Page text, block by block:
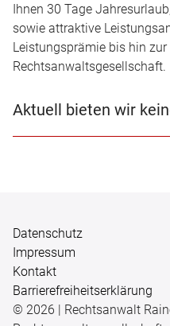
Ihnen 30 Tage
sowie attraktive
Leistungsprämie bis hin
Rechtsanwaltsgesellschaft.
Aktuell bieten wir
Datenschutz
Impressum
Kontakt
Barrierefreiheitserklärung
© 2026 | Rechtsanwalt